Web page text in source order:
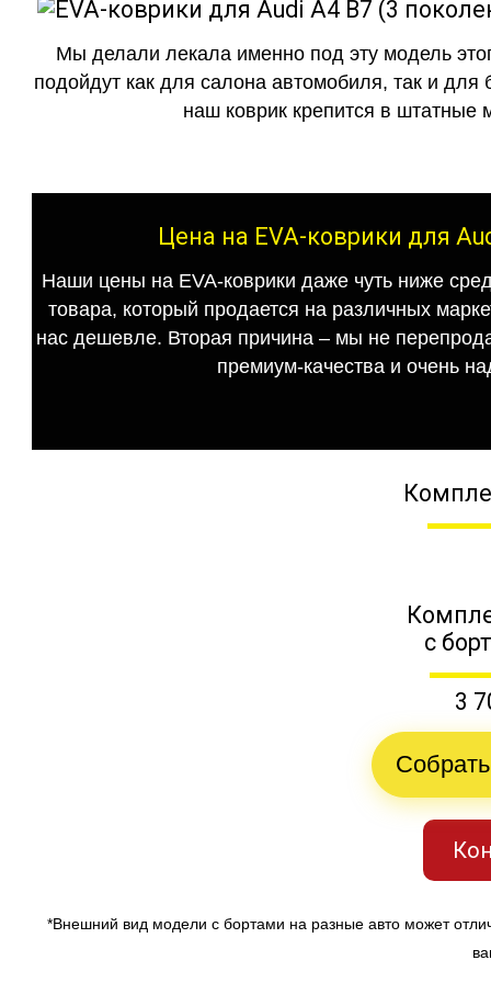
Мы делали лекала именно под эту модель
подойдут как для салона автомобиля, так и для
наш коврик крепится в штатные
Цена на EVA-коврики для
Наши цены на EVA-коврики даже чуть ниже
товара, который продается на различных
нас дешевле. Вторая причина – мы не
премиум-качества и очень
с
3
*Внешний вид модели с бортами на разные авто может